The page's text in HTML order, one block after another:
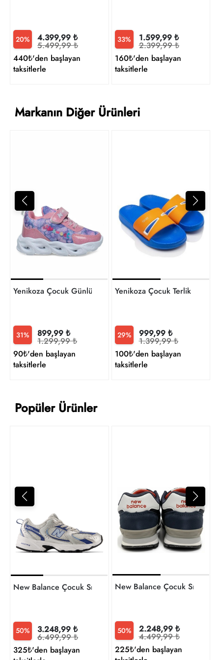
20% 4.399,99 ₺
5.499,99 ₺
440₺'den başlayan
taksitlerle
33% 1.599,99 ₺
2.399,99 ₺
160₺'den başlayan
taksitlerle
Markanın Diğer Ürünleri
Yenikoza Çocuk Günlük Ayakkabı
31% 899,99 ₺
1.299,99 ₺
90₺'den başlayan
taksitlerle
Yenikoza Çocuk Terlik
29% 999,99 ₺
1.399,99 ₺
100₺'den başlayan
taksitlerle
Popüler Ürünler
New Balance Çocuk Sneaker
50% 3.248,99 ₺
6.499,99 ₺
325₺'den başlayan
New Balance Çocuk Sneaker
50% 2.248,99 ₺
4.499,99 ₺
225₺'den başlayan